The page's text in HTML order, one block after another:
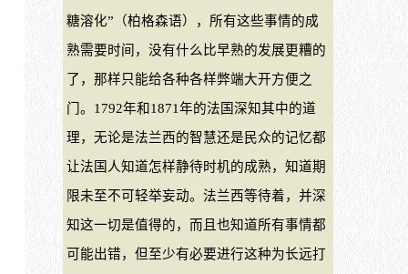
糖溶化”（柏格森语），所有这些事情的成
熟需要时间，没有什么比早熟的发展更糟的
了，那样只能给各种各样弊端大开方便之
门。1792年和1871年的法国深知其中的道
理，无论是法兰西的智慧还是民众的记忆都
让法国人知道怎样静待时机的成熟，知道期
限未至不可轻举妄动。法兰西等待着，并深
知这一切是值得的，而且也知道所有事情都
可能出错，但至少有必要进行这种为长远打